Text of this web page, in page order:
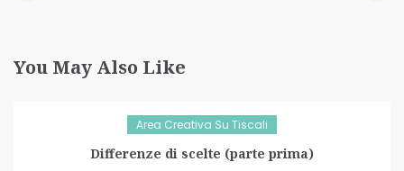
You May Also Like
Area Creativa Su Tiscali
Differenze di scelte (parte prima)